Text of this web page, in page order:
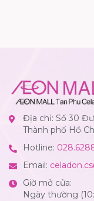
Địa chỉ: Số 30
Thành phố Hồ
Hotline:
Email:
Giờ mở cửa:
Ngày thường